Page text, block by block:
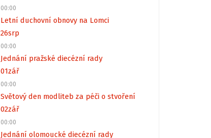
00:00
Letní duchovní obnovy na Lomci
26srp
00:00
Jednání pražské diecézní rady
01zář
00:00
Světový den modliteb za péči o stvoření
02zář
00:00
Jednání olomoucké diecézní rady